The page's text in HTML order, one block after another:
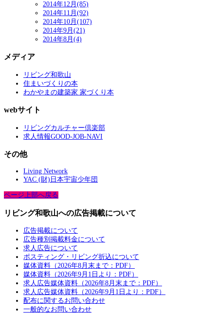
2014年12月(85)
2014年11月(92)
2014年10月(107)
2014年9月(21)
2014年8月(4)
メディア
リビング和歌山
住まいづくりの本
わかやまの建築家 家づくり本
webサイト
リビングカルチャー倶楽部
求人情報GOOD-JOB-NAVI
その他
Living Network
YAC (財)日本宇宙少年団
ページ上部へ戻る
リビング和歌山への広告掲載について
広告掲載について
広告種別掲載料金について
求人広告について
ポスティング・リビング折込について
媒体資料（2026年8月末まで：PDF）
媒体資料（2026年9月1日より：PDF）
求人広告媒体資料（2026年8月末まで：PDF）
求人広告媒体資料（2026年9月1日より：PDF）
配布に関するお問い合わせ
一般的なお問い合わせ